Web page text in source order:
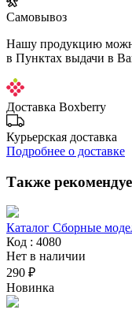
Самовывоз
Нашу продукцию
в Пунктах выдачи в
Доставка Boxberry
Курьерская доставка
Подробнее о доставке
Также
Каталог Сборные
Код : 4080
Нет в наличии
290 ₽
Новинка